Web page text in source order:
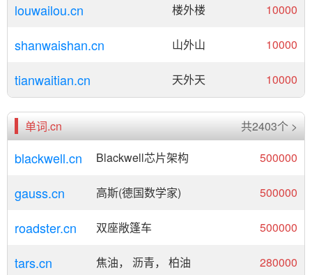
louwailou.cn 楼外楼 10000
shanwaishan.cn 山外山 10000
tianwaitian.cn 天外天 10000
单词.cn 共2403个 >
blackwell.cn Blackwell芯片架构 500000
gauss.cn 高斯(德国数学家) 500000
roadster.cn 双座敞篷车 500000
tars.cn 焦油， 沥青， 柏油 280000